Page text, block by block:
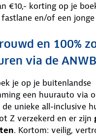
€10,- korting op je
en/of een
en 100%
via de ANWB
je op je buitenlandse
een huurauto via
de unieke all-inclusive
Z verzekerd en er zijn
. Kortom: veilig,